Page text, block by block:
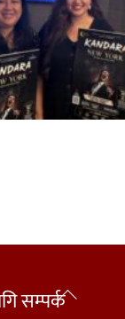
Back
सम्पर्क